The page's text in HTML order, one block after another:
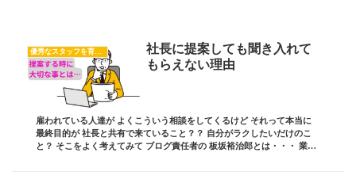
優秀なスタッフを育てたい
社長に提案しても聞き入れて
もらえない理由
雇われている人達が よくこういう相談をしてくるけど それって本当に
最終目的が 社長と共有で来ていること？？ 自分がラクしたいだけのこ
と？ そこをよく考えてみて ブログ責任者の 板坂裕治郎とは・・・ 業界